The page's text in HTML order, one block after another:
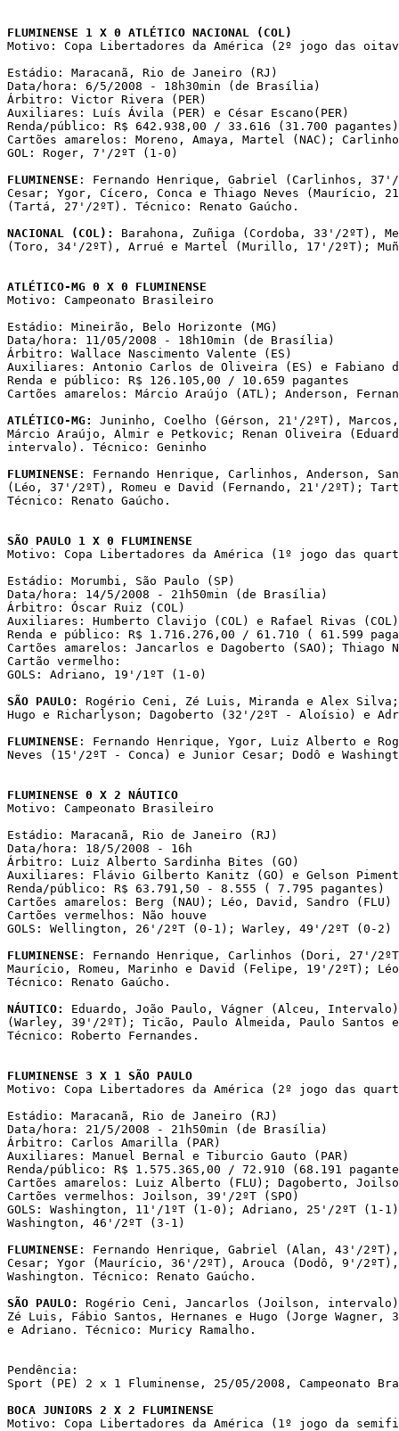
FLUMINENSE 1 X 0 ATLÉTICO NACIONAL (COL)
Motivo: Copa Libertadores da América (2º jogo das
Estádio: Maracanã, Rio de Janeiro (RJ)
Data/hora: 6/5/2008 - 18h30min (de Brasília)
Árbitro: Victor Rivera (PER)
Auxiliares: Luís Ávila (PER) e César Escano(PER)
Renda/público: R$ 642.938,00 / 33.616 (31.700 pagantes)
Cartões amarelos: Moreno, Amaya, Martel (NAC);
GOL: Roger, 7'/2ºT (1-0)
FLUMINENSE : Fernando Henrique, Gabriel (Carlinhos,
Cesar; Ygor, Cícero, Conca e Thiago Neves (Maurício,
(Tartá, 27'/2ºT). Técnico: Renato Gaúcho.
NACIONAL (COL): Barahona, Zuñiga (Cordoba, 33'/2ºT),
(Toro, 34'/2ºT), Arrué e Martel (Murillo, 17'/2ºT);
ATLÉTICO-MG 0 X 0 FLUMINENSE
Motivo: Campeonato Brasileiro
Estádio: Mineirão, Belo Horizonte (MG)
Data/hora: 11/05/2008 - 18h10min (de Brasília)
Árbitro: Wallace Nascimento Valente (ES)
Auxiliares: Antonio Carlos de Oliveira (ES) e Fabiano
Renda e público: R$ 126.105,00 / 10.659 pagantes
Cartões amarelos: Márcio Araújo (ATL); Anderson,
ATLÉTICO-MG:
Juninho, Coelho (Gérson, 21'/2ºT),
Márcio Araújo, Almir e Petkovic; Renan Oliveira
intervalo). Técnico: Geninho
FLUMINENSE : Fernando Henrique, Carlinhos, Anderson,
(Léo, 37'/2ºT), Romeu e David (Fernando, 21'/2ºT);
Técnico: Renato Gaúcho.
SÃO PAULO 1 X 0 FLUMINENSE
Motivo: Copa Libertadores da América (1º jogo das
Estádio: Morumbi, São Paulo (SP)
Data/hora: 14/5/2008 - 21h50min (de Brasília)
Árbitro: Óscar Ruiz (COL)
Auxiliares: Humberto Clavijo (COL) e Rafael Rivas (COL)
Renda e público: R$ 1.716.276,00 / 61.710 ( 61.599
Cartões amarelos: Jancarlos e Dagoberto (SAO); Thiago
Cartão vermelho:
GOLS: Adriano, 19'/1ºT (1-0)
SÃO PAULO:
Rogério Ceni, Zé Luis, Miranda e Alex
Hugo e Richarlyson; Dagoberto (32'/2ºT - Aloísio) e
FLUMINENSE : Fernando Henrique, Ygor, Luiz Alberto e
Neves (15'/2ºT - Conca) e Junior Cesar; Dodô e
FLUMINENSE 0 X 2 NÁUTICO
Motivo: Campeonato Brasileiro
Estádio: Maracanã, Rio de Janeiro (RJ)
Data/hora: 18/5/2008 - 16h
Árbitro: Luiz Alberto Sardinha Bites (GO)
Auxiliares: Flávio Gilberto Kanitz (GO) e Gelson
Renda/público: R$ 63.791,50 - 8.555 ( 7.795 pagantes)
Cartões amarelos: Berg (NAU); Léo, David, Sandro (FLU)
Cartões vermelhos: Não houve
GOLS: Wellington, 26'/2ºT (0-1); Warley, 49'/2ºT (0-2)
FLUMINENSE : Fernando Henrique, Carlinhos (Dori, 27'/
Maurício, Romeu, Marinho e David (Felipe, 19'/2ºT);
Técnico: Renato Gaúcho.
NÁUTICO:
Eduardo, João Paulo, Vágner (Alceu,
(Warley, 39'/2ºT); Ticão, Paulo Almeida, Paulo Santos
Técnico: Roberto Fernandes.
FLUMINENSE 3 X 1 SÃO PAULO
Motivo: Copa Libertadores da América (2º jogo das
Estádio: Maracanã, Rio de Janeiro (RJ)
Data/hora: 21/5/2008 - 21h50min (de Brasília)
Árbitro: Carlos Amarilla (PAR)
Auxiliares: Manuel Bernal e Tiburcio Gauto (PAR)
Renda/público: R$ 1.575.365,00 / 72.910 (68.191
Cartões amarelos: Luiz Alberto (FLU); Dagoberto,
Cartões vermelhos: Joilson, 39'/2ºT (SPO)
GOLS: Washington, 11'/1ºT (1-0); Adriano, 25'/2ºT (1-
Washington, 46'/2ºT (3-1)
FLUMINENSE : Fernando Henrique, Gabriel (Alan, 43'/
Cesar; Ygor (Maurício, 36'/2ºT), Arouca (Dodô, 9'/2ºT),
Washington. Técnico: Renato Gaúcho.
SÃO PAULO:
Rogério Ceni, Jancarlos (Joilson,
Zé Luis, Fábio Santos, Hernanes e Hugo (Jorge
e Adriano. Técnico: Muricy Ramalho.
Pendência:
Sport (PE) 2 x 1 Fluminense, 25/05/2008, Campeonato
BOCA JUNIORS 2 X 2 FLUMINENSE
Motivo: Copa Libertadores da América (1º jogo da